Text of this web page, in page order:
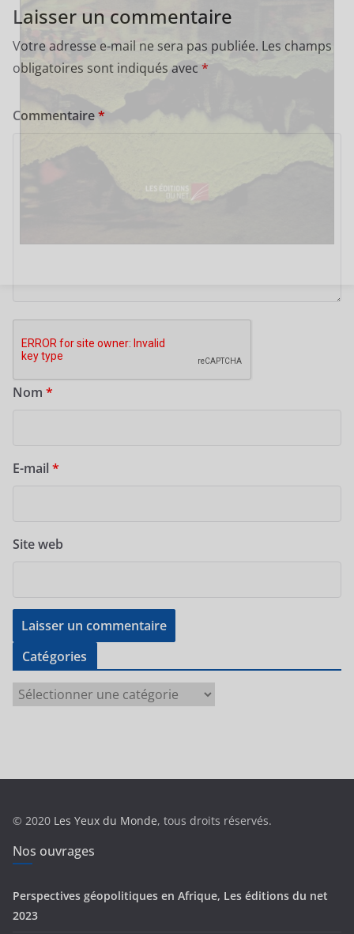
Laisser un commentaire
Votre adresse e-mail ne sera pas publiée. Les champs
obligatoires sont indiqués avec *
Commentaire*
Nom *
E-mail *
Site web
Catégories
a
e
s
© 2020 Les Yeux du Monde, tous droits réservés.
Nos ouvrages
Perspectives géopolitiques en Afrique, Les éditions du net
2023